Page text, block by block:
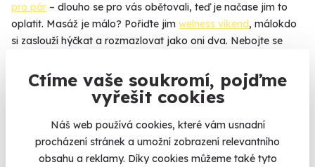
Ctíme vaše soukromí, pojďme
vyřešit cookies
Náš web používá cookies, které vám usnadní
procházení stránek a umožní zobrazení relevantního
obsahu a reklamy. Díky cookies můžeme také tyto
pro pár – dlouho se pro vás obětovali, teď je načase jim to
oplatit. Masáž je málo? Pořiďte jim welness víkend, málokdo
si zaslouží hýčkat a rozmazlovat jako oni dva. Nebojte se
dobře. Rodiče si zážitek můžou zdarma vyměnit za jiný,
přesně podle jejich představ.
Na heureka.czmáme